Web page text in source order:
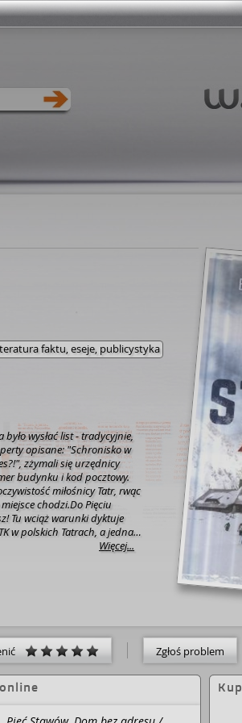
faktu, eseje, publicystyka
wysłać list - tradycyjnie,
opisane: "Schronisko w
zżymali się urzędnicy
budynku i kod pocztowy.
miłośnicy Tatr, rwąc
chodzi.Do Pięciu
Tu wciąż warunki dyktuje
w polskich Tatrach, a jednak
bo przecież to legendarna
bywalcy nazywają
codzienności, tej zwykłej i
i Marta (a w swoim
ludzie przez lata z nim
świata z własnym
co wszyscy kochamy w
Więcej...
Zgłoś problem
Kup